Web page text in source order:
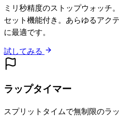
ミリ秒精度のストップウォッチ
セット機能付き。あらゆるアク
に最適です。
試してみる
ラップタイマー
スプリットタイムで無制限のラ